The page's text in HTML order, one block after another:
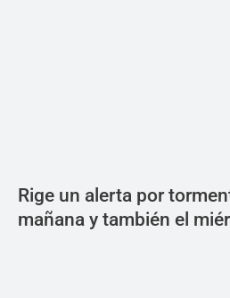
Rige un alerta por
mañana y también el